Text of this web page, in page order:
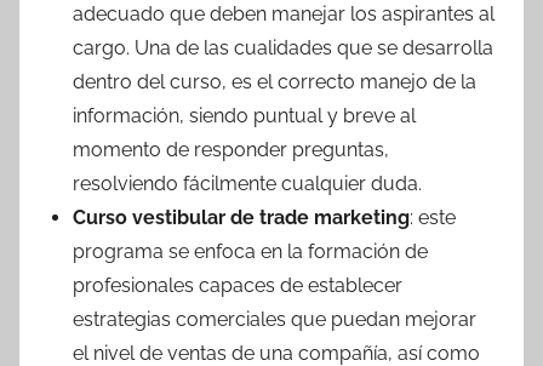
adecuado que deben manejar los aspirantes al
cargo. Una de las cualidades que se desarrolla
dentro del curso, es el correcto manejo de la
información, siendo puntual y breve al
momento de responder preguntas,
resolviendo fácilmente cualquier duda.
Curso vestibular de trade marketing: este
programa se enfoca en la formación de
profesionales capaces de establecer
estrategias comerciales que puedan mejorar
el nivel de ventas de una compañía, así como